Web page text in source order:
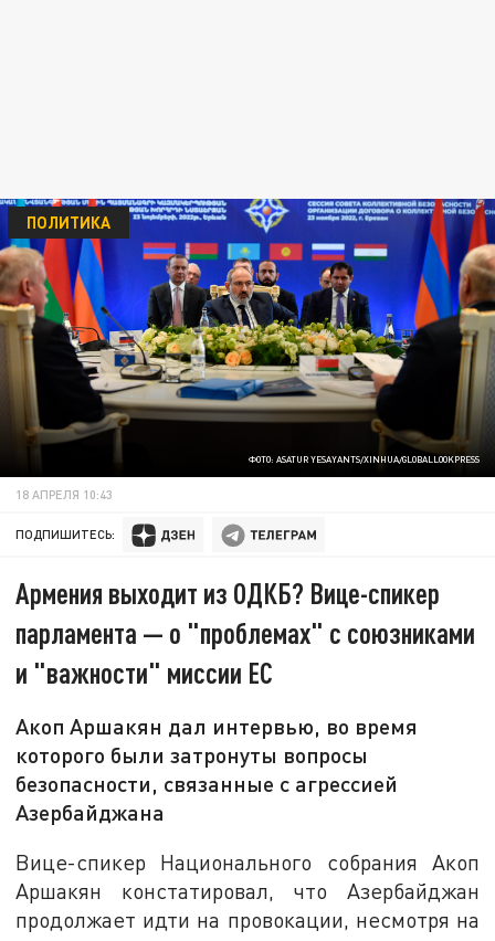
ФОТО: ASATUR YESAYANTS/XINHUA/GLOBALLOOKPRESS
ПОЛИТИКА
18 АПРЕЛЯ 10:43
ПОДПИШИТЕСЬ:
Армения выходит из ОДКБ? Вице-спикер
парламента — о "проблемах" с союзниками
и "важности" миссии ЕС
Акоп Аршакян дал интервью, во время
которого были затронуты вопросы
безопасности, связанные с агрессией
Азербайджана
Вице-спикер Национального собрания Акоп
Аршакян констатировал, что Азербайджан
продолжает идти на провокации, несмотря на